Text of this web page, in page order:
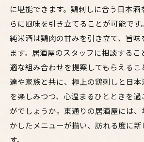
験
新鮮さを求めるならこの居
地元食材の魅力を最大限に
訪れるたびに変わる季節限
地元農家との協力で実現す
新鮮さを活かした鶏刺しの
料理に合う地元産のドリン
友人や家族と行きたい梅田東通
に堪能できます。鶏刺しに合う日本酒
らに風味を引き立てることが可能です
純米酒は鶏肉の甘みを引き立て、旨
ます。居酒屋のスタッフに相談するこ
適な組み合わせを提案してもらえるこ
達や家族と共に、極上の鶏刺しと日本
を楽しみつつ、心温まるひとときを
がでしょうか。東通りの居酒屋には
かしたメニューが揃い、訪れる度に
す。